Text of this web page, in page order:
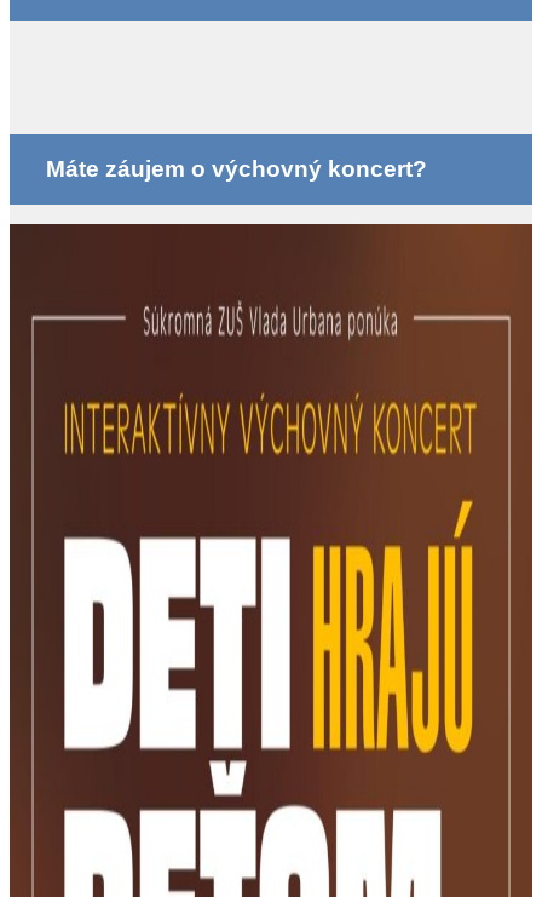
Máte záujem o výchovný koncert?